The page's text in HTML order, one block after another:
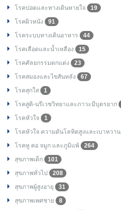
โรคปอดและทางเดินหายใจ
19
โรคผิวหนัง
91
โรคระบบทางเดินอาหาร
44
โรคเลือดและน้ำเหลือง
15
โรคศัลยกรรมตกแต่ง
23
โรคสมองและไขสันหลัง
67
โรคสุกใส
1
โรคสูติ-นรีเวชวิทยาและภาวะมีบุตรยาก
โรคหัวใจ
1
โรคหัวใจ ความดันโลหิตสูงและเบาหวาน
โรคหู คอ จมูก และภูมิแพ้
264
สุขภาพเด็ก
101
สุขภาพทั่วไป
208
สุขภาพผู้สูงอายุ
31
สุขภาพเพศชาย
8